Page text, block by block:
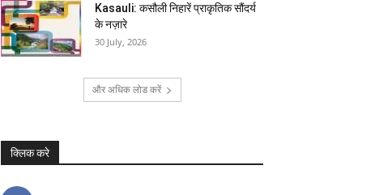
Kasauli: कसौली निहारें प्राकृतिक सौंदर्य
के नज़ारे
30 July, 2026
और अधिक लोड करें
क्लिक करे